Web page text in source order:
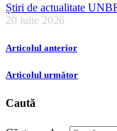
Știri de actualitate
20 iulie 2026
Articolul anterior
Articolul următor
Caută